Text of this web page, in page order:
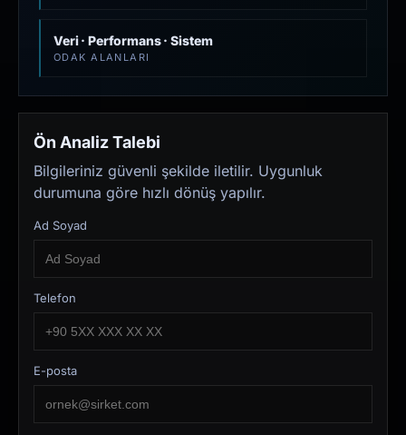
Veri · Performans · Sistem
ODAK ALANLARI
Ön Analiz Talebi
Bilgileriniz güvenli şekilde iletilir. Uygunluk
durumuna göre hızlı dönüş yapılır.
Ad Soyad
Telefon
E-posta